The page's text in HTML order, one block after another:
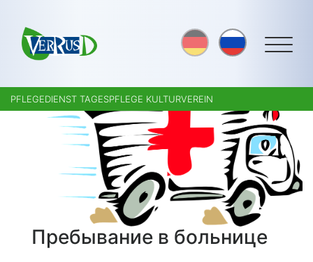
PFLEGEDIENST TAGESPFLEGE KULTURVEREIN
Пребывание в больнице